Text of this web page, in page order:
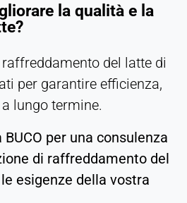
la qualità e la
del latte di
per garantire efficienza,
lungo termine.
per una consulenza
di raffreddamento del
esigenze della vostra